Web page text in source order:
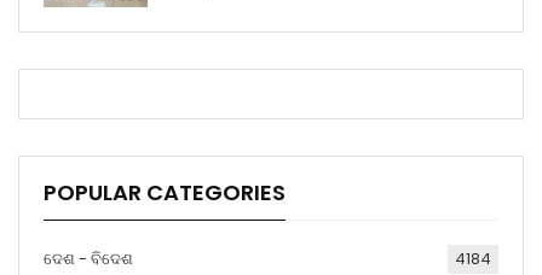
POPULAR CATEGORIES
ଦେଶ - ବିଦେଶ 4184